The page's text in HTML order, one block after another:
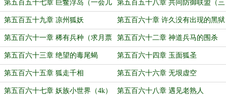
更，求月票）
第五百五十七章 巨鳖浮岛（一会儿
还有更新哦）
第五百五十八章 共同防御联盟（三
更）
第五百五十九章 凉州狐妖 第五百六十章 许久没有出现的黑狱
冥将（3k，求月票）
第五百六十一章 稀有兵种（求月票
哟）
第五百六十二章 神道兵马的围杀
第五百六十三章 绝望的毒尾蝎 第五百六十四章 玉面狐圣
第五百六十五章 狐走千相 第五百六十六章 无垠虚空
第五百六十七章 妖族小世界（4k） 第五百六十八章 遇见老熟人